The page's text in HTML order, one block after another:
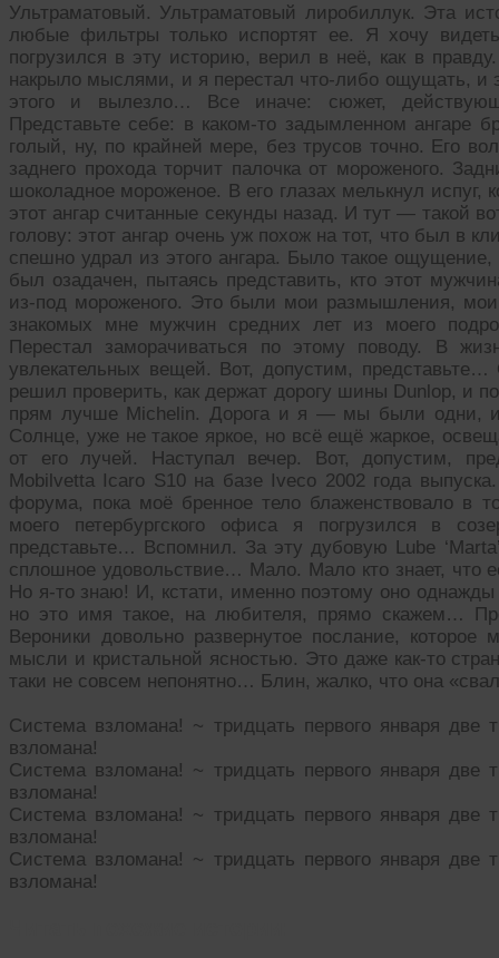
Ультраматовый. Ультраматовый лиробиллук. Эта
любые фильтры только испортят ее. Я хочу
погрузился в эту историю, верил в неё, как в
накрыло мыслями, и я перестал что-либо ощущать, и
этого и вылезло… Все иначе: сюжет,
Представьте себе: в каком-то задымленном ангаре
голый, ну, по крайней мере, без трусов точно. Его
заднего прохода торчит палочка от мороженого.
шоколадное мороженое. В его глазах мелькнул испуг,
этот ангар считанные секунды назад. И тут — такой
голову: этот ангар очень уж похож на тот, что был в
спешно удрал из этого ангара. Было такое ощущение,
был озадачен, пытаясь представить, кто этот
из-под мороженого. Это были мои размышления,
знакомых мне мужчин средних лет из моего
Перестал заморачиваться по этому поводу. В
увлекательных вещей. Вот, допустим,
решил проверить, как держат дорогу шины Dunlop, и
прям лучше Michelin. Дорога и я — мы были одни, и
Солнце, уже не такое яркое, но всё ещё жаркое,
от его лучей. Наступал вечер. Вот, допустим,
Mobilvetta Icaro S10 на базе Iveco 2002 года
форума, пока моё бренное тело блаженствовало в
моего петербургского офиса я погрузился в
представьте… Вспомнил. За эту дубовую Lube
сплошное удовольствие… Мало. Мало кто знает, что
Но я-то знаю! И, кстати, именно поэтому оно
но это имя такое, на любителя, прямо скажем…
Вероники довольно развернутое послание,
мысли и кристальной ясностью. Это даже как-то
таки не совсем непонятно… Блин, жалко, что она
Система взломана! ~ тридцать первого января две
взломана!
Система взломана! ~ тридцать первого января две
взломана!
Система взломана! ~ тридцать первого января две
взломана!
Система взломана! ~ тридцать первого января две
взломана!